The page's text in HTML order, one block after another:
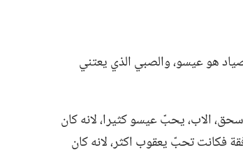
هو عيسو،‏ والصبي الذي يعتني
الاب،‏ يحبّ عيسو كثيرا،‏ لانه كان
فكانت تحبّ يعقوب اكثر،‏ لانه كان